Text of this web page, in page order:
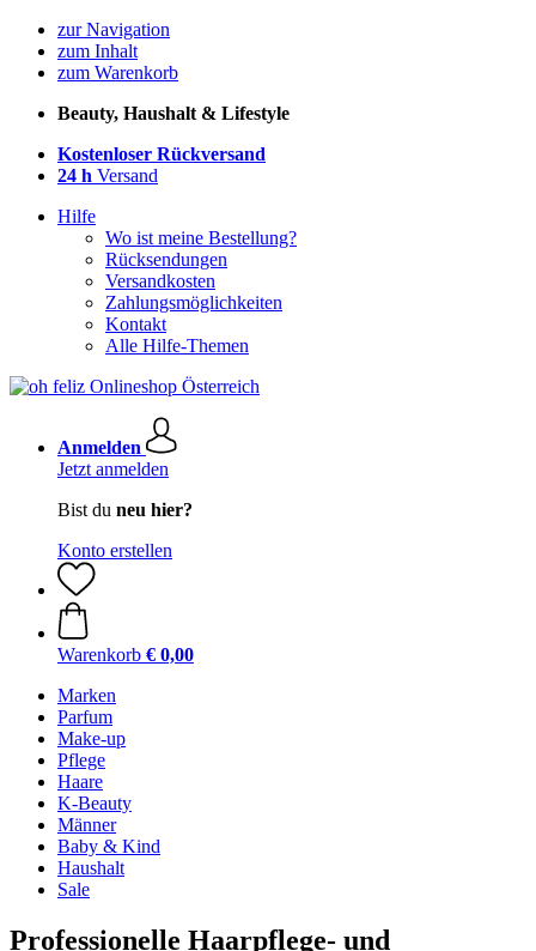
zur Navigation
zum Inhalt
zum Warenkorb
Beauty, Haushalt & Lifestyle
Kostenloser Rückversand
24 h Versand
Hilfe
Wo ist meine Bestellung?
Rücksendungen
Versandkosten
Zahlungsmöglichkeiten
Kontakt
Alle Hilfe-Themen
Anmelden
Jetzt anmelden
Bist du neu hier?
Konto erstellen
Warenkorb € 0,00
Marken
Parfum
Make-up
Pflege
Haare
K-Beauty
Männer
Baby & Kind
Haushalt
Sale
Professionelle Haarpflege- und